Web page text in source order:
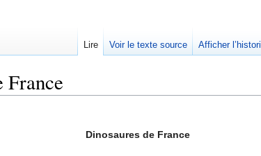
France
Dinosaures de France
Lire Voir le texte source Afficher